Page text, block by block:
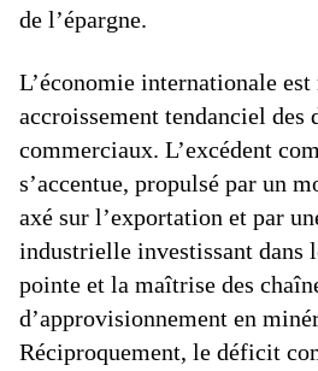
de l’épargne.
L’économie internationale est
accroissement tendanciel des
commerciaux. L’excédent
s’accentue, propulsé par un
axé sur l’exportation et par
industrielle investissant dans
pointe et la maîtrise des
d’approvisionnement en
Réciproquement, le déficit